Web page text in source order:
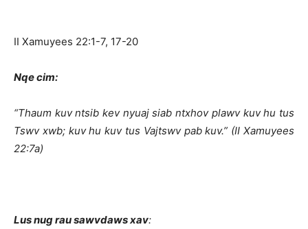
II Xamuyees 22:1-7, 17-20
Nqe cim:
“Thaum kuv ntsib kev nyuaj siab ntxhov plawv kuv hu tus
Tswv xwb; kuv hu kuv tus Vajtswv pab kuv.” (II Xamuyees
22:7a)
Lus nug rau sawvdaws xav: